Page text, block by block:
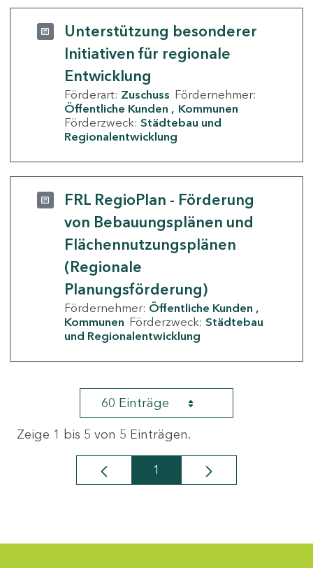
Unterstützung besonderer
Initiativen für regionale
Entwicklung
Förderart: Zuschuss Fördernehmer:
Öffentliche Kunden
Kommunen
Förderzweck: Städtebau und
Regionalentwicklung
FRL RegioPlan - Förderung
von Bebauungsplänen und
Flächennutzungsplänen
(Regionale
Planungsförderung)
Fördernehmer: Öffentliche Kunden
Kommunen Förderzweck: Städtebau
und Regionalentwicklung
60 Einträge
Zeige 1 bis 5 von 5 Einträgen.
Seite
1